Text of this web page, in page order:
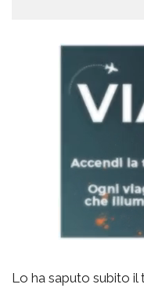
Lo ha saputo subito il